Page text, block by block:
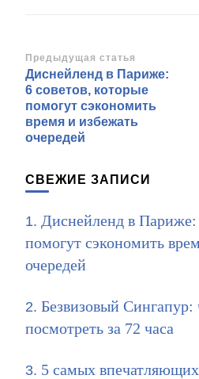
Навигация
по
записям
Предыдущая статья
Диснейленд в Париже:
6 советов, которые
помогут сэкономить
время и избежать
очередей
СВЕЖИЕ ЗАПИСИ
Диснейленд в Париже:
помогут сэкономить
очередей
Безвизовый Сингапур:
посмотреть за 72 часа
5 самых